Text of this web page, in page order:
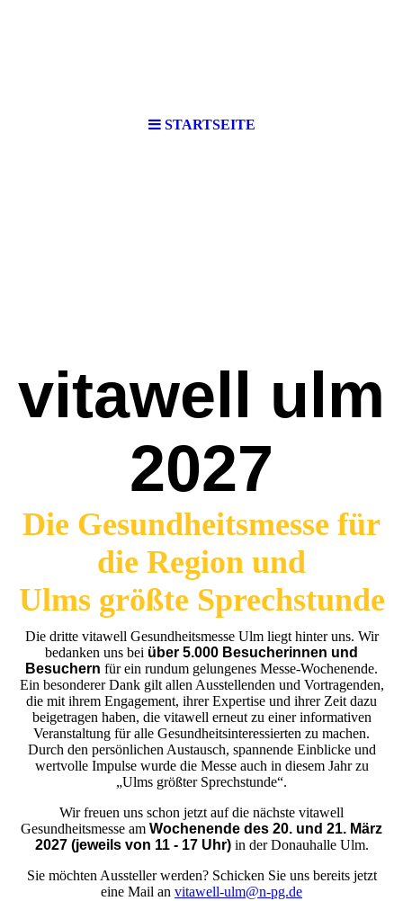
STARTSEITE
vitawell ulm
2027
Die Gesundheitsmesse für
die Region und
Ulms größte Sprechstunde
Die dritte vitawell Gesundheitsmesse Ulm liegt hinter uns. Wir
bedanken uns bei über 5.000 Besucherinnen und
Besuchern für ein rundum gelungenes Messe-Wochenende.
Ein besonderer Dank gilt allen Ausstellenden und Vortragenden,
die mit ihrem Engagement, ihrer Expertise und ihrer Zeit dazu
beigetragen haben, die vitawell erneut zu einer informativen
Veranstaltung für alle Gesundheitsinteressierten zu machen.
Durch den persönlichen Austausch, spannende Einblicke und
wertvolle Impulse wurde die Messe auch in diesem Jahr zu
„Ulms größter Sprechstunde“.
Wir freuen uns schon jetzt auf die nächste vitawell
Gesundheitsmesse am Wochenende des 20. und 21. März
2027 (jeweils von 11 - 17 Uhr)in der Donauhalle Ulm.
Sie möchten Aussteller werden? Schicken Sie uns bereits jetzt
eine Mail an vitawell-ulm@n-pg.de